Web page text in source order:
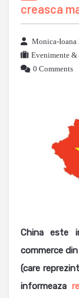
creasca
Monica-Ioana
Evenimente
0 Comments
China este
commerce
(care
informeaza